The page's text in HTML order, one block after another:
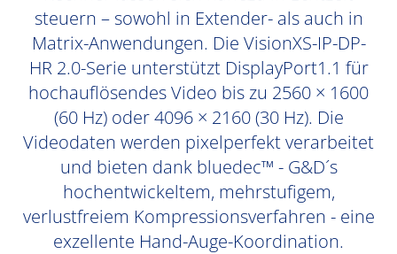
steuern – sowohl in Extender- als auch in
Matrix-Anwendungen. Die VisionXS-IP-DP-
HR 2.0-Serie unterstützt DisplayPort1.1 für
hochauflösendes Video bis zu 2560 × 1600
(60 Hz) oder 4096 × 2160 (30 Hz). Die
Videodaten werden pixelperfekt verarbeitet
und bieten dank bluedec™ - G&D´s
hochentwickeltem, mehrstufigem,
verlustfreiem Kompressionsverfahren - eine
exzellente Hand-Auge-Koordination.